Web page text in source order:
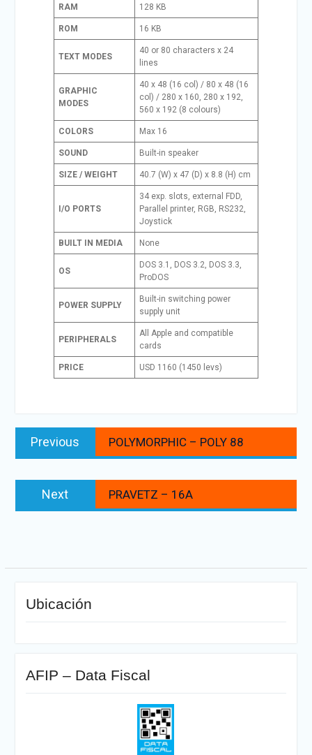
RAM 128 KB
ROM 16 KB
TEXT MODES
40 or 80 characters x 24
lines
GRAPHIC
MODES
40 x 48 (16 col) / 80 x 48 (16
col) / 280 x 160, 280 x 192,
560 x 192 (8 colours)
COLORS Max 16
SOUND Built-in speaker
SIZE / WEIGHT 40.7 (W) x 47 (D) x 8.8 (H) cm
I/O PORTS
34 exp. slots, external FDD,
Parallel printer, RGB, RS232,
Joystick
BUILT IN MEDIA None
OS
DOS 3.1, DOS 3.2, DOS 3.3,
ProDOS
POWER SUPPLY
Built-in switching power
supply unit
PERIPHERALS
All Apple and compatible
cards
PRICE USD 1160 (1450 levs)
Navegación
Previous
post:
POLYMORPHIC – POLY 88
Next
post:
PRAVETZ – 16A
Ubicación
AFIP – Data Fiscal